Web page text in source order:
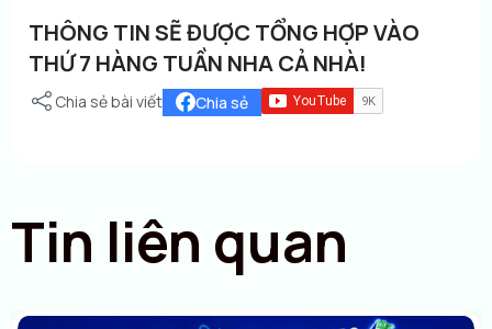
THÔNG TIN SẼ ĐƯỢC TỔNG HỢP VÀO
THỨ 7 HÀNG TUẦN NHA CẢ NHÀ!
Chia sẻ bài viết Chia sẻ
Tin liên quan